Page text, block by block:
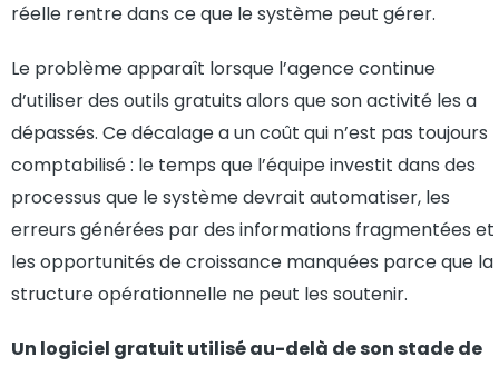
réelle rentre dans ce que le système peut gérer.
Le problème apparaît lorsque l’agence continue
d’utiliser des outils gratuits alors que son activité les a
dépassés. Ce décalage a un coût qui n’est pas toujours
comptabilisé : le temps que l’équipe investit dans des
processus que le système devrait automatiser, les
erreurs générées par des informations fragmentées et
les opportunités de croissance manquées parce que la
structure opérationnelle ne peut les soutenir.
Un logiciel gratuit utilisé au-delà de son stade de